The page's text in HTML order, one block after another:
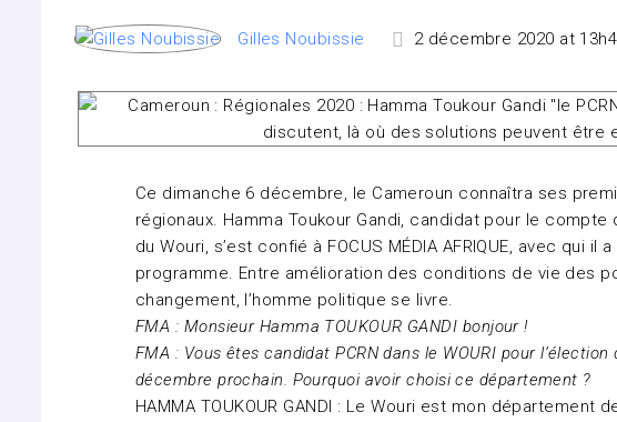
Gilles Noubissie 2 décembre 2020 at
Ce dimanche 6 décembre, le Cameroun connaîtra ses
régionaux. Hamma Toukour Gandi, candidat pour le compte
du Wouri, s’est confié à FOCUS MÉDIA AFRIQUE, avec qui il
programme. Entre amélioration des conditions de vie des
changement, l’homme politique se livre.
FMA : Monsieur Hamma TOUKOUR GANDI bonjour !
FMA : Vous êtes candidat PCRN dans le WOURI pour
décembre prochain. Pourquoi avoir choisi ce département ?
HAMMA TOUKOUR GANDI : Le Wouri est mon département